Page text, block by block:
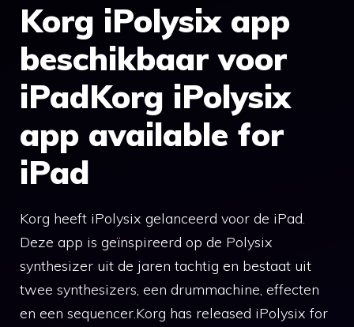
Korg iPolysix app
beschikbaar voor
iPadKorg iPolysix
app available for
iPad
Korg heeft iPolysix gelanceerd voor de iPad.
Deze app is geïnspireerd op de Polysix
synthesizer uit de jaren tachtig en bestaat uit
twee synthesizers, een drummachine, effecten
en een sequencer.Korg has released iPolysix for